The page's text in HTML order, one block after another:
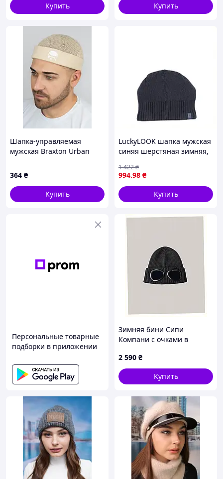
Купить Купить
Шапка-управляемая
мужская Braxton Urban
(1561)
364 ₴
Купить
LuckyLOOK шапка мужская
синяя шерстяная зимняя,
994.98 ₴
1 422₴
Купить
Персональные товарные
подборки в приложении
Зимняя бини Сипи
Компани с очками в
2 590 ₴
Купить